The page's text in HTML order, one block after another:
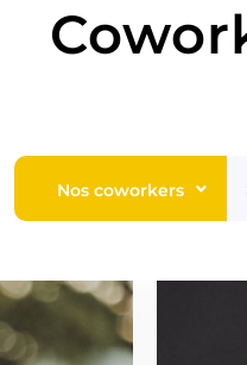
Nos coworkers